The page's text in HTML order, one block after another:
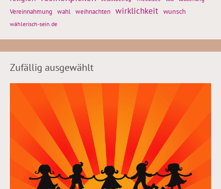
Vereinnahmung wahl weihnachten wirklichkeit wunsch
wählerisch-sein.de
Zufällig ausgewählt